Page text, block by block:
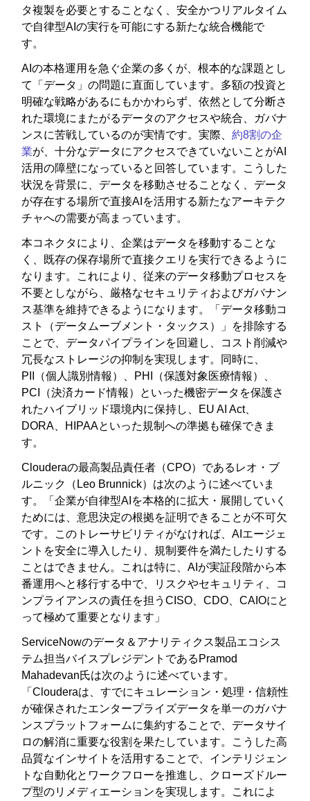
タ複製を必要とすることなく、安全かつリアルタイム
で自律型AIの実行を可能にする新たな統合機能で
す。
AIの本格運用を急ぐ企業の多くが、根本的な課題とし
て「データ」の問題に直面しています。多額の投資と
明確な戦略があるにもかかわらず、依然として分断さ
れた環境にまたがるデータのアクセスや統合、ガバナ
ンスに苦戦しているのが実情です。実際、 約8割の企
業が、十分なデータにアクセスできていないことがAI
活用の障壁になっていると回答しています。こうした
状況を背景に、データを移動させることなく、データ
が存在する場所で直接AIを活用する新たなアーキテク
チャへの需要が高まっています。
本コネクタにより、企業はデータを移動することな
く、既存の保存場所で直接クエリを実行できるように
なります。これにより、従来のデータ移動プロセスを
不要としながら、厳格なセキュリティおよびガバナン
ス基準を維持できるようになります。「データ移動コ
スト（データムーブメント・タックス）」を排除する
ことで、データパイプラインを回避し、コスト削減や
冗長なストレージの抑制を実現します。同時に、
PII（個人識別情報）、PHI（保護対象医療情報）、
PCI（決済カード情報）といった機密データを保護さ
れたハイブリッド環境内に保持し、EU AI Act、
DORA、HIPAAといった規制への準拠も確保できま
す。
Clouderaの最高製品責任者（CPO）であるレオ・ブ
ルニック（Leo Brunnick）は次のように述べていま
す。「企業が自律型AIを本格的に拡大・展開していく
ためには、意思決定の根拠を証明できることが不可欠
です。このトレーサビリティがなければ、AIエージェ
ントを安全に導入したり、規制要件を満たしたりする
ことはできません。これは特に、AIが実証段階から本
番運用へと移行する中で、リスクやセキュリティ、コ
ンプライアンスの責任を担うCISO、CDO、CAIOにと
って極めて重要となります」
ServiceNowのデータ＆アナリティクス製品エコシス
テム担当バイスプレジデントであるPramod
Mahadevan氏は次のように述べています。
「Clouderaは、すでにキュレーション・処理・信頼性
が確保されたエンタープライズデータを単一のガバナ
ンスプラットフォームに集約することで、データサイ
ロの解消に重要な役割を果たしています。こうした高
品質なインサイトを活用することで、インテリジェン
トな自動化とワークフローを推進し、クローズドルー
プ型のリメディエーションを実現します。これによ